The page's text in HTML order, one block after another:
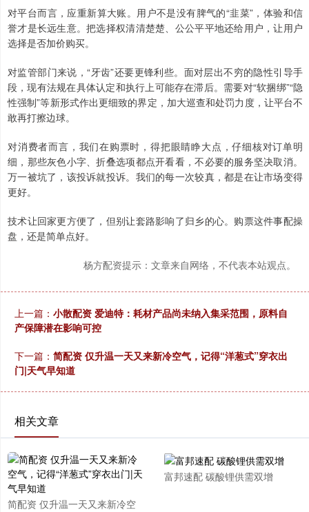
对平台而言，应重新算大账。用户不是没有脾气的“韭菜”，体验和信
誉才是长远生意。把选择权清清楚楚、公公平平地还给用户，让用户
选择是否加价购买。
对监管部门来说，“牙齿”还要更锋利些。面对层出不穷的隐性引导手
段，现有法规在具体认定和执行上可能存在滞后。需要对“软捆绑”“隐
性强制”等新形式作出更细致的界定，加大巡查和处罚力度，让平台不
敢再打擦边球。
对消费者而言，我们在购票时，得把眼睛睁大点，仔细核对订单明
细，那些灰色小字、折叠选项都点开看看，不必要的服务坚决取消。
万一被坑了，该投诉就投诉。我们的每一次较真，都是在让市场变得
更好。
技术让回家更方便了，但别让套路影响了归乡的心。购票这件事配操
盘，还是简单点好。
杨方配资提示：文章来自网络，不代表本站观点。
上一篇： 小散配资 爱迪特：耗材产品尚未纳入集采范围，原料自
产保障潜在影响可控
下一篇： 简配资 仅升温一天又来新冷空气，记得“洋葱式”穿衣出
门|天气早知道
相关文章
简配资 仅升温一天又来新冷空
富邦速配 碳酸锂供需双增